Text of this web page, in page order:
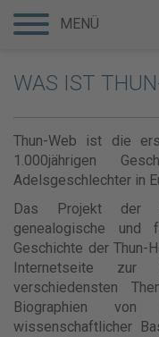
WAS IST
Thun-Web ist die
1.000jährigen
Adelsgeschlechter in
Das Projekt der
genealogische und
Geschichte der
Internetseite zur
verschiedensten
Biographien von
wissenschaftlicher
MENÜ